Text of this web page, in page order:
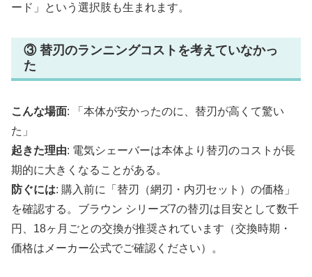
ード」という選択肢も生まれます。
③ 替刃のランニングコストを考えていなかっ
た
こんな場面: 「本体が安かったのに、替刃が高くて驚い
た」
起きた理由: 電気シェーバーは本体より替刃のコストが長
期的に大きくなることがある。
防ぐには: 購入前に「替刃（網刃・内刃セット）の価格」
を確認する。ブラウン シリーズ7の替刃は目安として数千
円、18ヶ月ごとの交換が推奨されています（交換時期・
価格はメーカー公式でご確認ください）。